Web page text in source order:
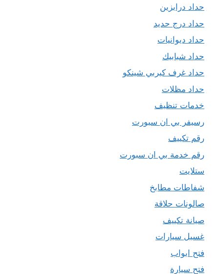
حداد درابزين
حداد درج حديد
حداد ديوانيات
حداد شبابيك
حداد غرف كيربي شينكو
حداد مظلات
خدمات تنظيف
رسيفر بي ان سبورت
رقم تكييف
رقم خدمة بي ان سبورت
ستلايت
شفاطات مطابخ
صالونات حلاقة
صيانة تكييف
غسيل سيارات
فتح ابواب
فتح سيارة